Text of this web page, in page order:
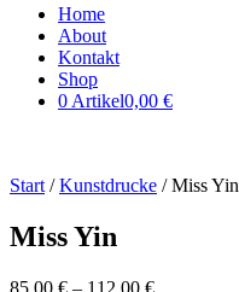
Home
About
Kontakt
Shop
0 Artikel0,00 €
Start /Kunstdrucke / Miss Yin
Miss Yin
85,00 € – 112,00 €